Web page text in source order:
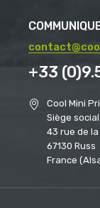
+33
Cool Mini
Siège social
43 rue de
67130 Russ
France